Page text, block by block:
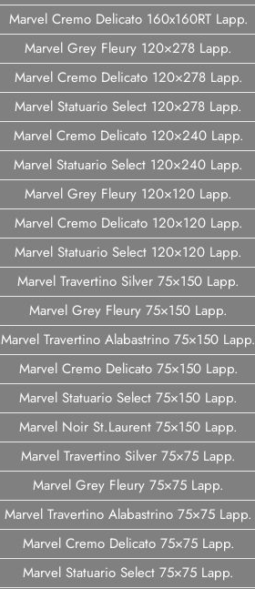
Marvel Cremo Delicato 160x160RT Lapp.
Marvel Grey Fleury 120×278 Lapp.
Marvel Cremo Delicato 120×278 Lapp.
Marvel Statuario Select 120×278 Lapp.
Marvel Cremo Delicato 120×240 Lapp.
Marvel Statuario Select 120×240 Lapp.
Marvel Grey Fleury 120×120 Lapp.
Marvel Cremo Delicato 120×120 Lapp.
Marvel Statuario Select 120×120 Lapp.
Marvel Travertino Silver 75×150 Lapp.
Marvel Grey Fleury 75×150 Lapp.
Marvel Travertino Alabastrino 75×150 Lapp.
Marvel Cremo Delicato 75×150 Lapp.
Marvel Statuario Select 75×150 Lapp.
Marvel Noir St.Laurent 75×150 Lapp.
Marvel Travertino Silver 75×75 Lapp.
Marvel Grey Fleury 75×75 Lapp.
Marvel Travertino Alabastrino 75×75 Lapp.
Marvel Cremo Delicato 75×75 Lapp.
Marvel Statuario Select 75×75 Lapp.